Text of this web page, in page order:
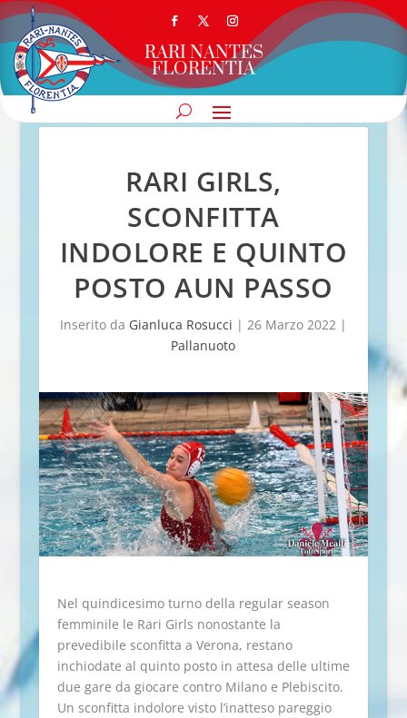
RARI NANTES
FLORENTIA
RARI GIRLS,
SCONFITTA
INDOLORE E QUINTO
POSTO AUN PASSO
Inserito da Gianluca Rosucci | 26 Marzo 2022|
Pallanuoto
Nel quindicesimo turno della regular season
femminile le Rari Girls nonostante la
prevedibile sconfitta a Verona, restano
inchiodate al quinto posto in attesa delle ultime
due gare da giocare contro Milano e Plebiscito.
Un sconfitta indolore visto l’inatteso pareggio